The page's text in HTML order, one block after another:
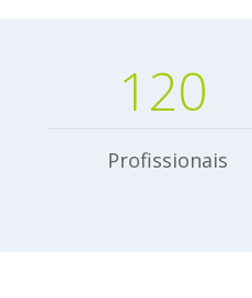
120
Profissionais